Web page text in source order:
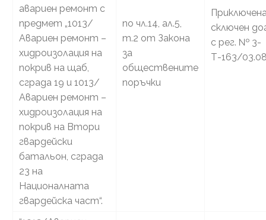
авариен ремонт с
предмет „1013/
Авариен ремонт –
хидроизолация на
покрив на щаб,
сграда 19 и 1013/
Авариен ремонт –
хидроизолация на
покрив на Втори
гвардейски
батальон, сграда
23 на
Националната
гвардейска част“.
по чл.14, ал.5,
т.2 от Закона
за
обществените
поръчки
сключен
с рег. № 3-
Т-163/